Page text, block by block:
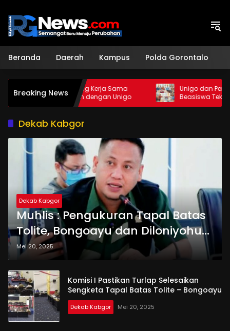
konten
Beranda Daerah Kampus Polda Gorontalo
Breaking News
Dukung Kerja Sama
dengan Unigo
Unigo dan Pemkab Pohuwato
Beasiswa Teknik Pertambangan
Dekab Kabgor
Dekab Kabgor
Muhlis : Pengukuran Tapal Batas
Tolite, Bongoayu dan Diloniyohu
Mengacu Perda
Mei 20, 2025
Komisi I Pastikan Turlap Selesaikan
Sengketa Tapal Batas Tolite – Bongoayu
Dekab Kabgor Mei 20, 2025